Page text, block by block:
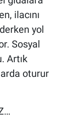
ilacını
yol
Sosyal
Artık
oturur